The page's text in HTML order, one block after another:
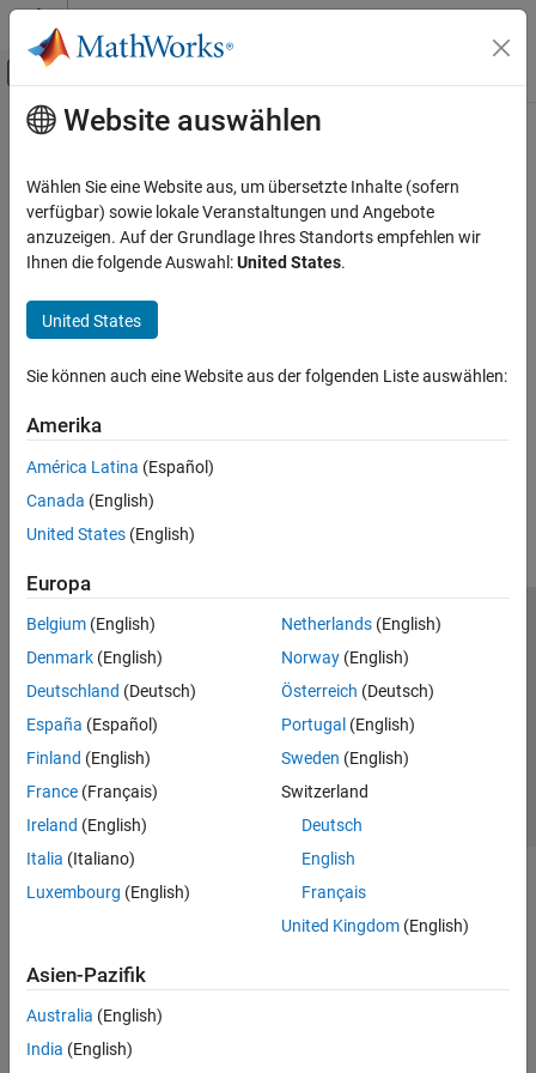
Weiter zum Inhalt
Umschaltung für Off-Canvas-
Startseite der Dokumentation
Verifizierung, Validierung und Tests
Hauptinhalt
How useful was this information?
Website auswählen
Wählen Sie eine Website aus, um übersetzte Inhalte (sofern
verfügbar) sowie lokale Veranstaltungen und Angebote
anzuzeigen. Auf der Grundlage Ihres Standorts empfehlen wir
Ihnen die folgende Auswahl:United States.
United States
Sie können auch eine Website aus der folgenden Liste auswählen:
Amerika
América Latina (Español)
Canada (English)
United States (English)
Europa
Belgium (English)
Denmark (English)
Deutschland (Deutsch)
España (Español)
Finland (English)
France (Français)
Ireland (English)
Italia (Italiano)
Luxembourg (English)
Netherlands(English)
Norway(English)
Österreich (Deutsch)
Portugal (English)
Sweden (English)
Switzerland
Deutsch
English
Français
United Kingdom(English)
Asien-Pazifik
Australia (English)
India (English)
Trust Center
Datenschutz-Richtlinien
Datendiebstahl verhindern
Status von Anwendungen
© 1994-2026 The MathWorks, Inc.
Website auswählen
Deutschland